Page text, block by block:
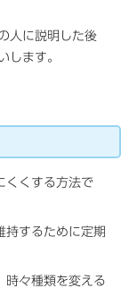
人に説明した後
します。
くくする方法で
持するために定期
時々種類を変える